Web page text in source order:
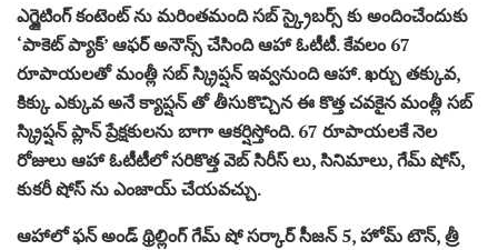
ఎగ్జైటింగ్ కంటెంట్ ను మరింతమంది సబ్ స్క్రైబర్స్ కు అందించేందుకు
‘పాకెట్ ప్యాక్’ ఆఫర్ అనౌన్స్ చేసింది ఆహా ఓటీటీ. కేవలం 67
రూపాయలతో మంత్లీ సబ్ స్క్రిప్షన్ ఇవ్వనుంది ఆహా. ఖర్చు తక్కువ,
కిక్కు ఎక్కువ అనే క్యాప్షన్ తో తీసుకొచ్చిన ఈ కొత్త చవకైన మంత్లీ సబ్
స్క్రిప్షన్ ప్లాన్ ప్రేక్షకులను బాగా ఆకర్షిస్తోంది. 67 రూపాయలకే నెల
రోజులు ఆహా ఓటీటీలో సరికొత్త వెబ్ సిరీస్ లు, సినిమాలు, గేమ్ షోస్,
కుకరీ షోస్ ను ఎంజాయ్ చేయవచ్చు.
ఆహాలో ఫన్ అండ్ థ్రిల్లింగ్ గేమ్ షో సర్కార్ సీజన్ 5, హోమ్ టౌన్, త్రీ